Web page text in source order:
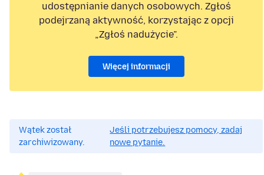
udostępnianie danych osobowych. Zgłoś
podejrzaną aktywność, korzystając z opcji
„Zgłoś nadużycie”.
Więcej informacji
Wątek został
zarchiwizowany.
Jeśli potrzebujesz pomocy, zadaj
nowe pytanie.